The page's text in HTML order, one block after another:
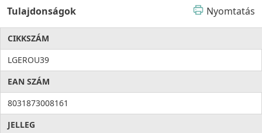
Tulajdonságok Nyomtatás
CIKKSZÁM
LGEROU39
EAN SZÁM
8031873008161
JELLEG